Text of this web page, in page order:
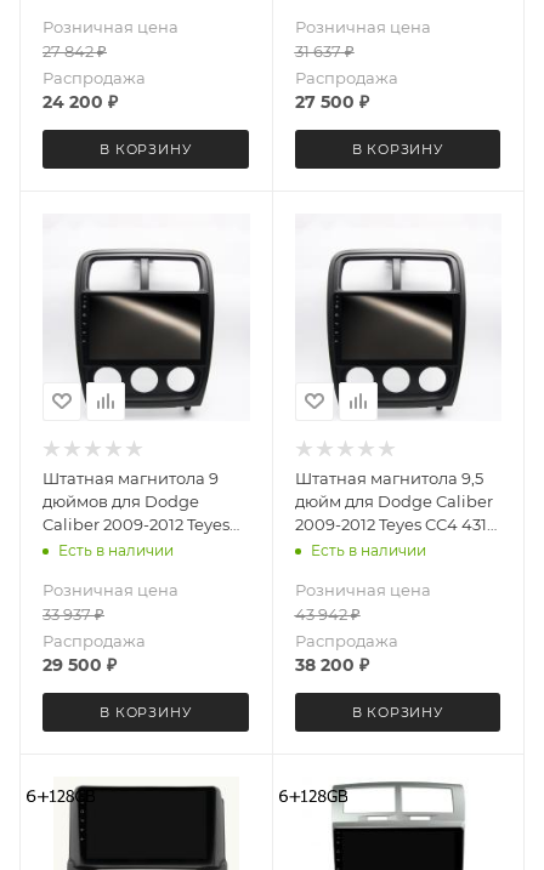
13 4+64 Gb 8 ядер
Розничная цена
27 842₽
Распродажа
24 200 ₽
В КОРЗИНУ
Розничная цена
31 637₽
Распродажа
27 500 ₽
В КОРЗИНУ
Штатная магнитола 9
дюймов для Dodge
Caliber 2009-2012 Teyes
CC4L 4317-6879 Android
Есть в наличии
Розничная цена
33 937₽
Распродажа
29 500 ₽
В КОРЗИНУ
Штатная магнитола 9,5
дюйм для Dodge Caliber
2009-2012 Teyes CC4 4317-
6875 экран 2K Android 13
Есть в наличии
Розничная цена
43 942₽
Распродажа
38 200 ₽
В КОРЗИНУ